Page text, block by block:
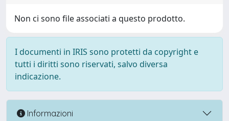
Non ci sono file associati a questo prodotto.
I documenti in IRIS sono protetti da copyright e
tutti i diritti sono riservati, salvo diversa
indicazione.
Informazioni